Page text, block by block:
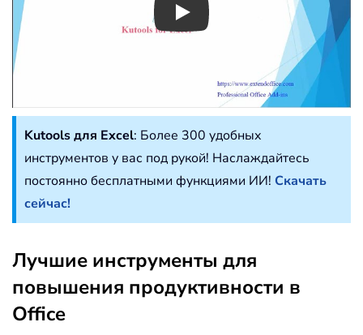
Play
Kutools для Excel: Более 300 удобных
инструментов у вас под рукой! Наслаждайтесь
постоянно бесплатными функциями ИИ! Скачать
сейчас!
Лучшие инструменты для
повышения продуктивности в
Office